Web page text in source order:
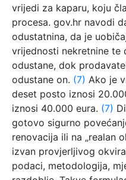
vrijedi za kaparu, koju
procesa. gov.hr navodi
odustatnina, da je
vrijednosti nekretnine te
odustane, dok
odustane on. (7) Ako je
deset posto iznosi
iznosi 40.000 eura. (7)
gotovo sigurno
renovacija ili na „realan
izvan provjerljivog
podaci, metodologija,